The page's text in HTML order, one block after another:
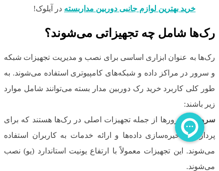
خرید بهترین لوازم جانبی دوربین مداربسته در آیلوک!
رک‌ها شامل چه تجهیزاتی می‌شوند؟
رک‌ها به عنوان ابزاری اساسی برای نصب و مدیریت تجهیزات شبکه
و سرور در مراکز داده و شبکه‌های کامپیوتری استفاده می‌شوند. به
طور کلی کاربرد خرید رک دوربین مدار بسته می‌توانند شامل موارد
زیر باشند:
سرورها:سرورها از جمله تجهیزات اصلی در رک‌ها هستند که برای
پردازش، ذخیره‌سازی داده‌ها و ارائه خدمات به کاربران استفاده
می‌شوند. این تجهیزات معمولاً با ارتفاع یونیت استاندارد (یو) نصب
می‌شوند.